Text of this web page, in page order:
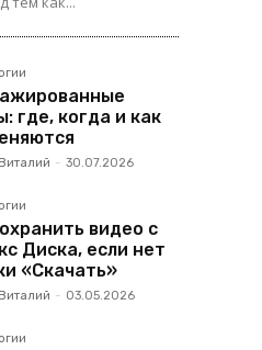
где, когда и как
- 30.07.2026
видео с
Диска, если нет
«Скачать»
- 03.05.2026